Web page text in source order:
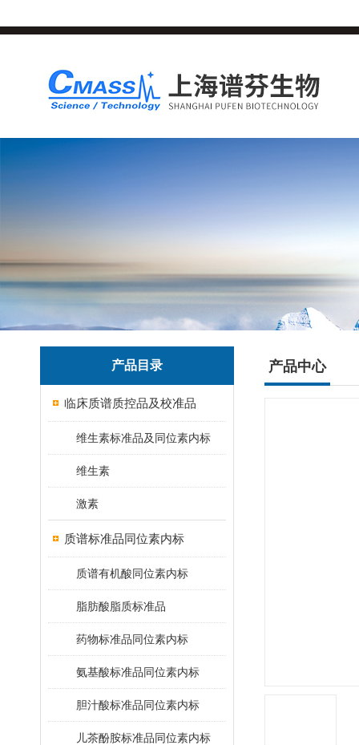
产品目录
临床质谱质控品及校准品
维生素标准品及同位素内标
维生素
激素
质谱标准品同位素内标
质谱有机酸同位素内标
脂肪酸脂质标准品
药物标准品同位素内标
氨基酸标准品同位素内标
胆汁酸标准品同位素内标
儿茶酚胺标准品同位素内标
产品中心